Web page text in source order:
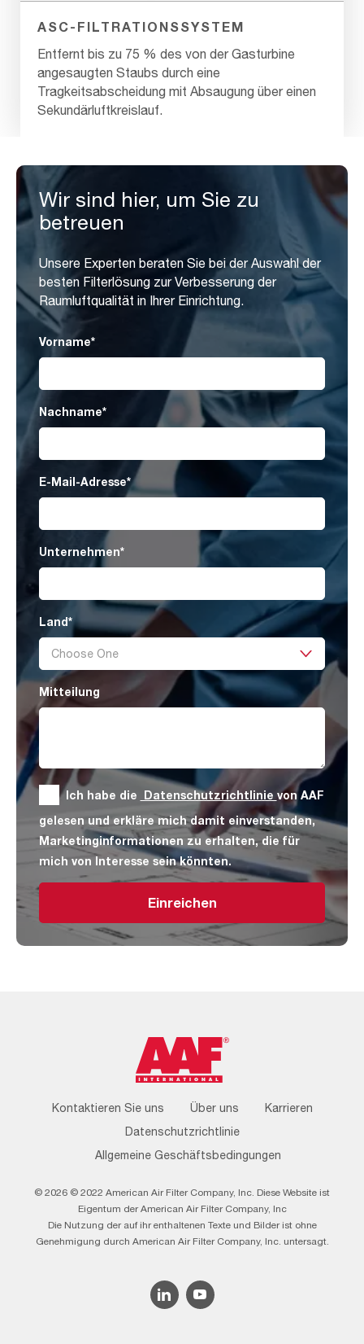
ASC-FILTRATIONSSYSTEM
Entfernt bis zu 75 % des von der Gasturbine
angesaugten Staubs durch eine
Tragkeitsabscheidung mit Absaugung über einen
Sekundärluftkreislauf.
Wir sind hier, um Sie zu
betreuen
Unsere Experten beraten Sie bei der Auswahl der
besten Filterlösung zur Verbesserung der
Raumluftqualität in Ihrer Einrichtung.
Vorname*
Nachname*
E-Mail-Adresse*
Unternehmen*
Land*
Mitteilung
Ich habe die Datenschutzrichtlinie von AAF
gelesen und erkläre mich damit einverstanden,
Marketinginformationen zu erhalten, die für
mich von Interesse sein könnten.
Einreichen
Footer
Menu
Kontaktieren Sie uns Über uns
Karrieren
Datenschutzrichtlinie
Allgemeine Geschäftsbedingungen
© 2026 © 2022 American Air Filter Company, Inc. Diese Website ist
Eigentum der American Air Filter Company, Inc
Die Nutzung der auf ihr enthaltenen Texte und Bilder ist ohne
Genehmigung durch American Air Filter Company, Inc. untersagt.